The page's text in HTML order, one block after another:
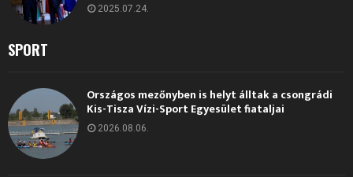
2025.07.24.
SPORT
Országos mezőnyben is helyt álltak a csongrádi
Kis-Tisza Vízi-Sport Egyesület fiataljai
2026.08.06.